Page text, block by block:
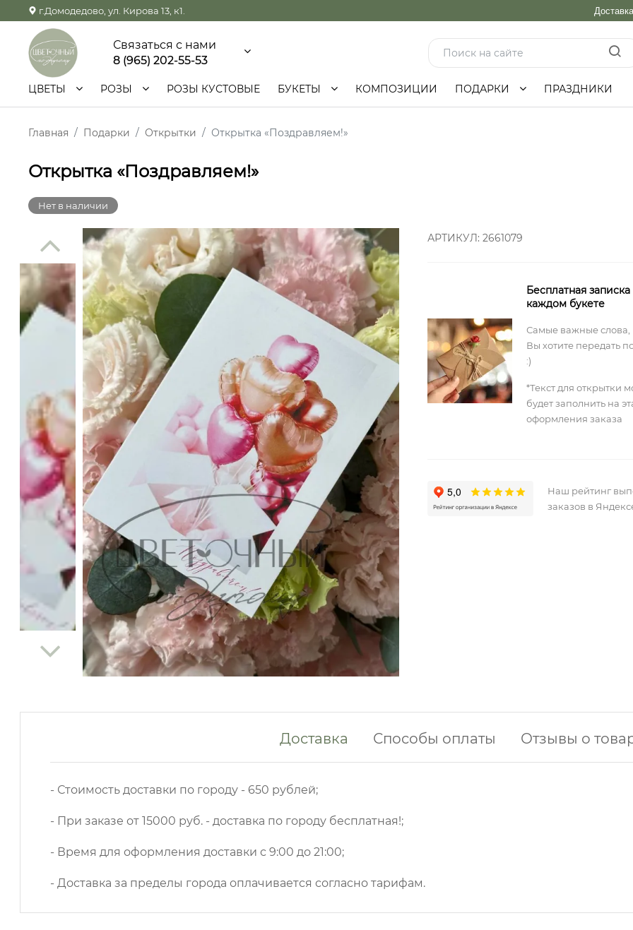
г.Домодедово, ул. Кирова 13, к1. Доставка
Связаться с нами
8 (965) 202-55-53
ЦВЕТЫ РОЗЫ РОЗЫ КУСТОВЫЕ БУКЕТЫ КОМПОЗИЦИИ ПОДАРКИ ПРАЗДНИКИ
Главная Подарки Открытки Открытка «Поздравляем!»
Открытка «Поздравляем!»
Нет в наличии
АРТИКУЛ: 2661079
Бесплатная записка
каждом букете
Самые важные слова,
Вы хотите передать
:)
*Текст для открытки
будет заполнить на
оформления заказа
Наш рейтинг
заказов в
Доставка Способы оплаты Отзывы о
- Стоимость доставки по городу - 650 рублей;
- При заказе от 15000 руб. - доставка по городу бесплатная!;
- Время для оформления доставки с 9:00 до 21:00;
- Доставка за пределы города оплачивается согласно тарифам.